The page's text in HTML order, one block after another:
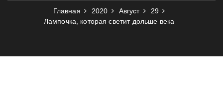
Главная 2020 Август
29
Лампочка, которая светит дольше века